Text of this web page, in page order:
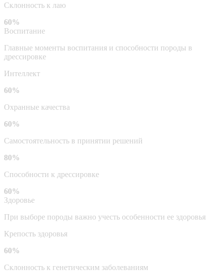
Склонность к лаю
60%
Воспитание
Главные моменты воспитания и способности породы в
дрессировке
Интеллект
60%
Охранные качества
60%
Самостоятельность в принятии решений
80%
Способности к дрессировке
60%
Здоровье
При выборе породы важно учесть особенности ее здоровья
Крепость здоровья
60%
Склонность к генетическим заболеваниям